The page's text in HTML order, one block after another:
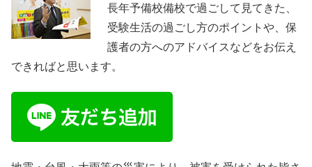
長年予備校備校で過ごして見てきた、
受験生活の過ごし方のポイントや、保
護者の方へのアドバイスなどをお伝え
できればと思います。